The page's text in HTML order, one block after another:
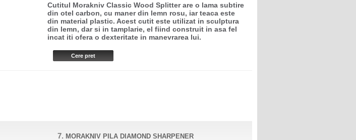
Cutitul Morakniv Classic Wood Splitter are o lama subtire
din otel carbon, cu maner din lemn rosu, iar teaca este
din material plastic. Acest cutit este utilizat in sculptura
din lemn, dar si in tamplarie, el fiind construit in asa fel
incat iti ofera o dexteritate in manevrarea lui.
7. MORAKNIV PILA DIAMOND SHARPENER